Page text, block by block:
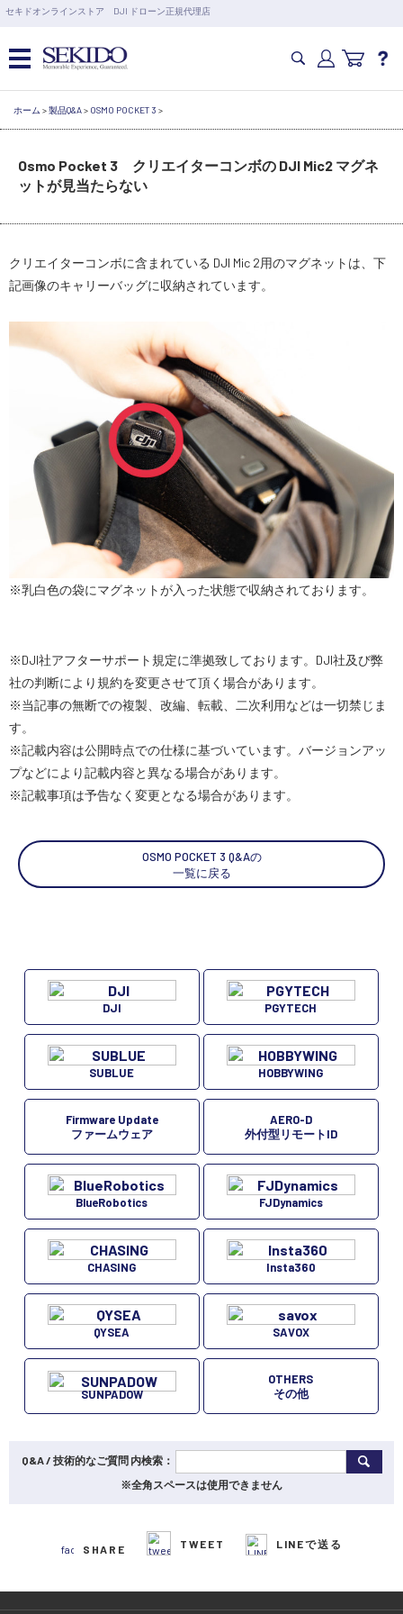
セキドオンラインストア DJI ドローン正規代理店
営業日の15時まで即日出荷
6,000円以上のご購入で送料無料！ポイント1%還元 >>
カメラドローン・生活家電
カメラ・スタビライザー
業務用ドローン・業務関連製品
講習会･国家資格･WEBセミナー
スペシャルコンテンツ 定期配信!
サポート・Q&A / 法人・学生のお客様
取扱店舗一覧
コーポレートサイト
ホーム >製品Q&A> OSMO POCKET 3 >
Osmo Pocket 3 クリエイターコンボの DJI Mic2 マグネ
ットが見当たらない
クリエイターコンボに含まれている DJI Mic 2用のマグネットは、下
記画像のキャリーバッグに収納されています。
※乳白色の袋にマグネットが入った状態で収納されております。
※DJI社アフターサポート規定に準拠致しております。DJI社及び弊
社の判断により規約を変更させて頂く場合があります。
※当記事の無断での複製、改編、転載、二次利用などは一切禁じま
す。
※記載内容は公開時点での仕様に基づいています。バージョンアッ
プなどにより記載内容と異なる場合があります。
※記載事項は予告なく変更となる場合があります。
OSMO POCKET 3 Q&Aの
一覧に戻る
DJI PGYTECH
SUBLUE HOBBYWING
Firmware Update
ファームウェア
AERO-D
外付型リモートID
BlueRobotics FJDynamics
CHASING Insta360
QYSEA SAVOX
SUNPADOW
OTHERS
その他
Q&A / 技術的なご質問 内検索：
※全角スペースは使用できません
SHARE TWEET LINEで送る